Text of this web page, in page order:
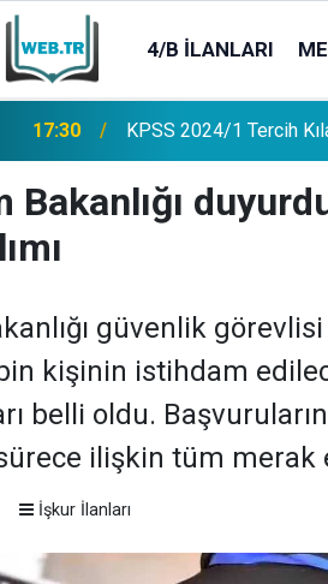
4/B İLANLARI
21:20 TL Mevduat Sahipleri
Bakanlığı
güvenlik görevlisi
kişinin istihdam
belli oldu. Başvuruların
sürece ilişkin tüm
İşkur İlanları